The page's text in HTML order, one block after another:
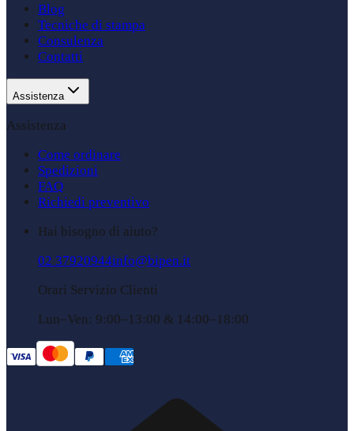
Blog
Tecniche di stampa
Consulenza
Contatti
Assistenza
Assistenza
Come ordinare
Spedizioni
FAQ
Richiedi preventivo
Hai bisogno di aiuto?
02 37920944info@bipen.it
Orari Servizio Clienti
Lun–Ven: 9:00–13:00 & 14:00–18:00